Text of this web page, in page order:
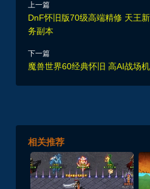
上一篇
DnF怀旧版70级高端精修 天王
务副本
下一篇
魔兽世界60经典怀旧 高AI战场
相关推荐